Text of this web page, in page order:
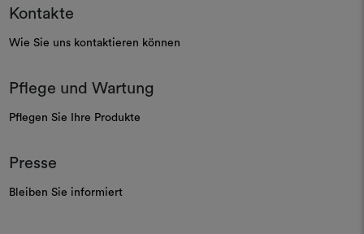
Kontakte
Wie Sie uns kontaktieren können
Pflege und Wartung
Pflegen Sie Ihre Produkte
Presse
Bleiben Sie informiert